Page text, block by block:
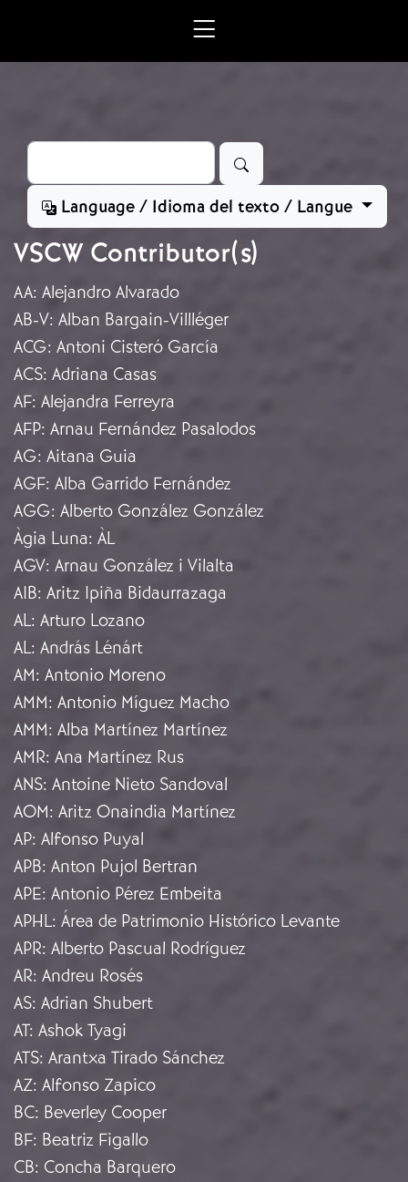
Buscar
Language / Idioma del texto / Langue
VSCW Contributor(s)
AA: Alejandro Alvarado
AB-V: Alban Bargain-Villléger
ACG: Antoni Cisteró García
ACS: Adriana Casas
AF: Alejandra Ferreyra
AFP: Arnau Fernández Pasalodos
AG: Aitana Guia
AGF: Alba Garrido Fernández
AGG: Alberto González González
Àgia Luna: ÀL
AGV: Arnau González i Vilalta
AIB: Aritz Ipiña Bidaurrazaga
AL: Arturo Lozano
AL: András Lénárt
AM: Antonio Moreno
AMM: Antonio Míguez Macho
AMM: Alba Martínez Martínez
AMR: Ana Martínez Rus
ANS: Antoine Nieto Sandoval
AOM: Aritz Onaindia Martínez
AP: Alfonso Puyal
APB: Anton Pujol Bertran
APE: Antonio Pérez Embeita
APHL: Área de Patrimonio Histórico Levante
APR: Alberto Pascual Rodríguez
AR: Andreu Rosés
AS: Adrian Shubert
AT: Ashok Tyagi
ATS: Arantxa Tirado Sánchez
AZ: Alfonso Zapico
BC: Beverley Cooper
BF: Beatriz Figallo
CB: Concha Barquero